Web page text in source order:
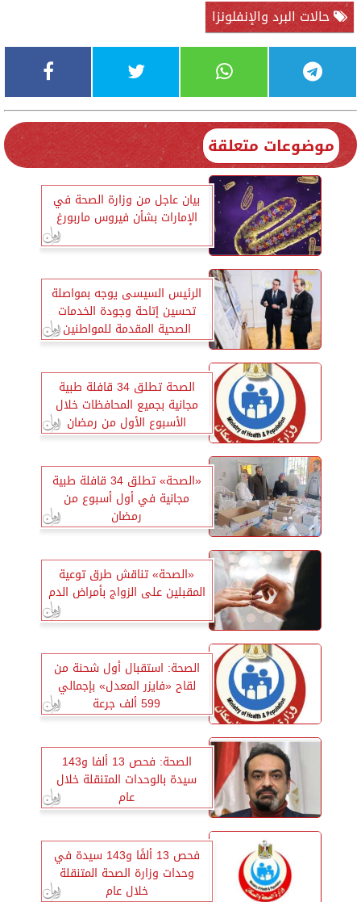
حالات البرد والإنفلونزا
موضوعات متعلقة
بيان عاجل من وزارة الصحة في
الإمارات بشأن فيروس ماربورغ
الرئيس السيسى يوجه بمواصلة
تحسين إتاحة وجودة الخدمات
الصحية المقدمة للمواطنين
الصحة تطلق 34 قافلة طبية
مجانية بجميع المحافظات خلال
الأسبوع الأول من رمضان
«الصحة» تطلق 34 قافلة طبية
مجانية في أول أسبوع من
رمضان
«الصحة» تناقش طرق توعية
المقبلين على الزواج بأمراض الدم
الصحة: استقبال أول شحنة من
لقاح «فايزر المعدل» بإجمالي
599 ألف جرعة
الصحة: فحص 13 ألفا و143
سيدة بالوحدات المتنقلة خلال
عام
فحص 13 ألفًا و143 سيدة في
وحدات وزارة الصحة المتنقلة
خلال عام